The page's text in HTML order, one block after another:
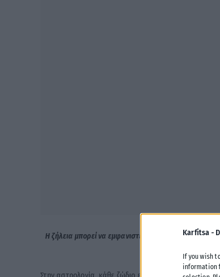
Karfitsa -
If you wish
information
Η ζήλεια μπορεί να εμφανιστεί ξαφνικά, να